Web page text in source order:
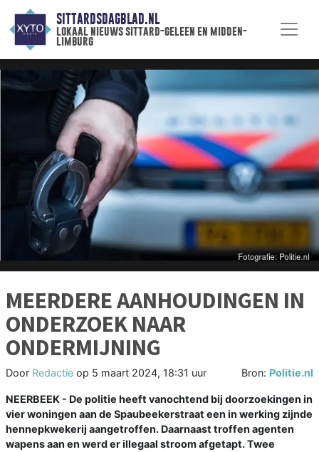
SITTARDSDAGBLAD.NL
lokaal nieuws sittard-geleen en midden-
limburg
MEERDERE AANHOUDINGEN IN
ONDERZOEK NAAR
ONDERMIJNING
Door Redactie op 5 maart 2024, 18:31 uur Bron: Politie.nl
NEERBEEK - De politie heeft vanochtend bij doorzoekingen in
vier woningen aan de Spaubeekerstraat een in werking zijnde
hennepkwekerij aangetroffen. Daarnaast troffen agenten
wapens aan en werd er illegaal stroom afgetapt. Twee